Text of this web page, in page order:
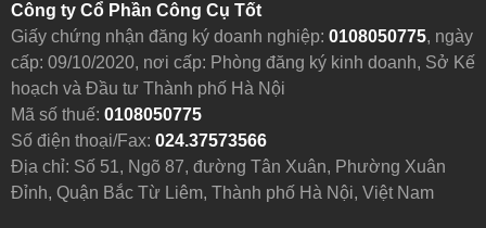
Công ty Cổ Phần Công Cụ Tốt
Giấy chứng nhận đăng ký doanh nghiệp: 0108050775, ngày
cấp: 09/10/2020, nơi cấp: Phòng đăng ký kinh doanh, Sở Kế
hoạch và Đầu tư Thành phố Hà Nội
Mã số thuế: 0108050775
Số điện thoại/Fax: 024.37573566
Địa chỉ: Số 51, Ngõ 87, đường Tân Xuân, Phường Xuân
Đỉnh, Quận Bắc Từ Liêm, Thành phố Hà Nội, Việt Nam